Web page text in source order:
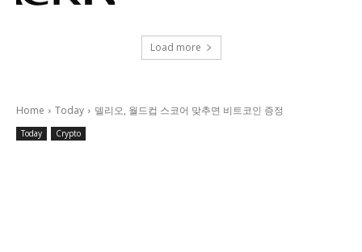
Load more